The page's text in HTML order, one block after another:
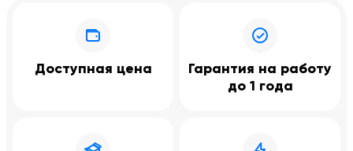
Доступная цена
Гарантия на работу
до 1 года